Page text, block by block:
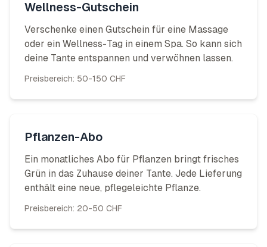
Wellness-Gutschein
Verschenke einen Gutschein für eine Massage
oder ein Wellness-Tag in einem Spa. So kann sich
deine Tante entspannen und verwöhnen lassen.
Preisbereich: 50-150 CHF
Pflanzen-Abo
Ein monatliches Abo für Pflanzen bringt frisches
Grün in das Zuhause deiner Tante. Jede Lieferung
enthält eine neue, pflegeleichte Pflanze.
Preisbereich: 20-50 CHF